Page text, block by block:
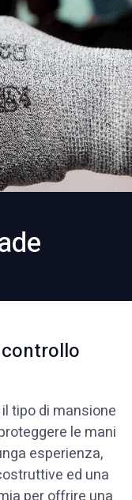
tipo di mansione
le mani
esperienza,
ed una